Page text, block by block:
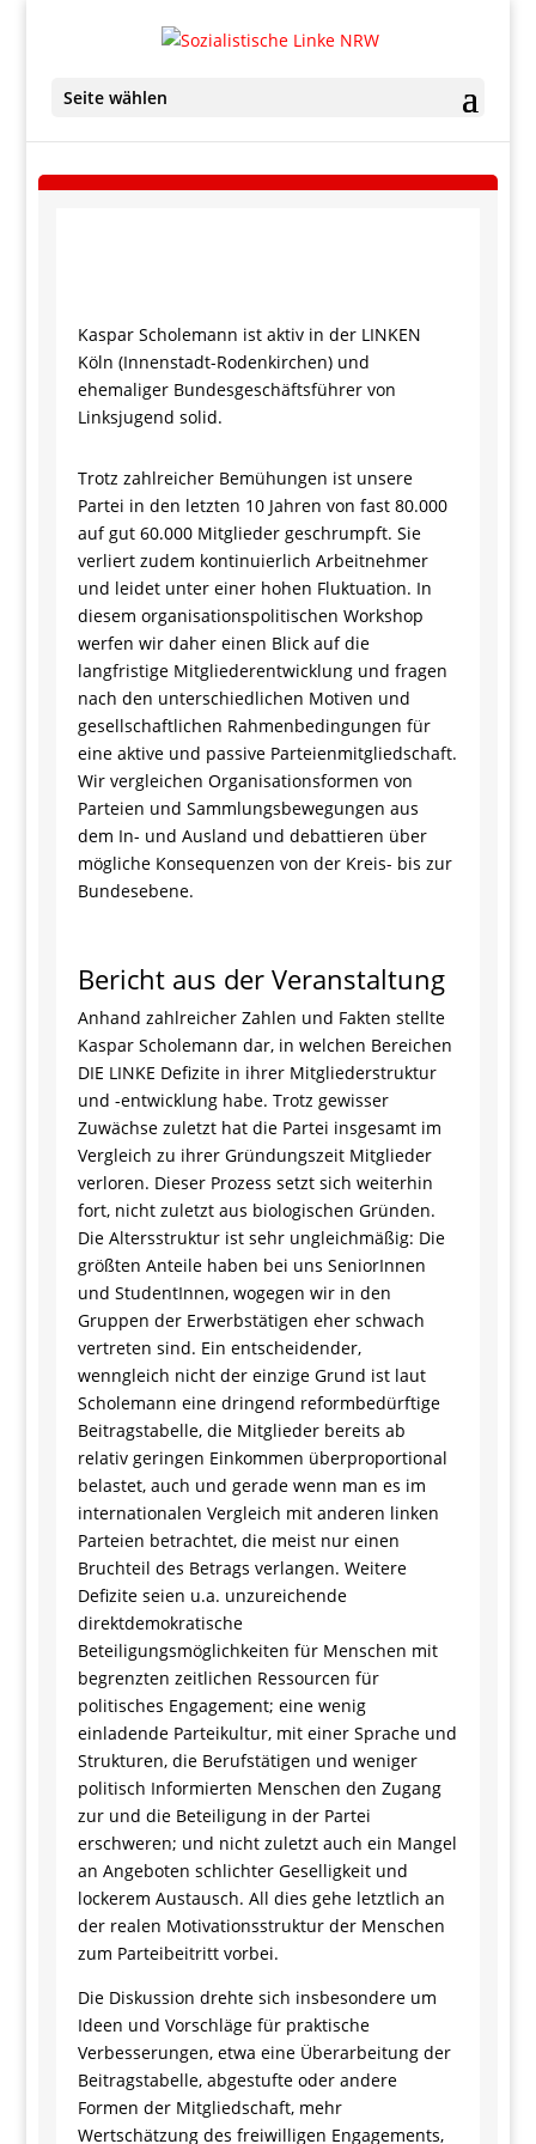
Seite wählen
Kaspar Scholemann ist aktiv in der LINKEN
Köln (Innenstadt-Rodenkirchen) und
ehemaliger Bundesgeschäftsführer von
Linksjugend solid.
Trotz zahlreicher Bemühungen ist unsere
Partei in den letzten 10 Jahren von fast 80.000
auf gut 60.000 Mitglieder geschrumpft. Sie
verliert zudem kontinuierlich Arbeitnehmer
und leidet unter einer hohen Fluktuation. In
diesem organisationspolitischen Workshop
werfen wir daher einen Blick auf die
langfristige Mitgliederentwicklung und fragen
nach den unterschiedlichen Motiven und
gesellschaftlichen Rahmenbedingungen für
eine aktive und passive Parteienmitgliedschaft.
Wir vergleichen Organisationsformen von
Parteien und Sammlungsbewegungen aus
dem In- und Ausland und debattieren über
mögliche Konsequenzen von der Kreis- bis zur
Bundesebene.
Bericht aus der Veranstaltung
Anhand zahlreicher Zahlen und Fakten stellte
Kaspar Scholemann dar, in welchen Bereichen
DIE LINKE Defizite in ihrer Mitgliederstruktur
und -entwicklung habe. Trotz gewisser
Zuwächse zuletzt hat die Partei insgesamt im
Vergleich zu ihrer Gründungszeit Mitglieder
verloren. Dieser Prozess setzt sich weiterhin
fort, nicht zuletzt aus biologischen Gründen.
Die Altersstruktur ist sehr ungleichmäßig: Die
größten Anteile haben bei uns SeniorInnen
und StudentInnen, wogegen wir in den
Gruppen der Erwerbstätigen eher schwach
vertreten sind. Ein entscheidender,
wenngleich nicht der einzige Grund ist laut
Scholemann eine dringend reformbedürftige
Beitragstabelle, die Mitglieder bereits ab
relativ geringen Einkommen überproportional
belastet, auch und gerade wenn man es im
internationalen Vergleich mit anderen linken
Parteien betrachtet, die meist nur einen
Bruchteil des Betrags verlangen. Weitere
Defizite seien u.a. unzureichende
direktdemokratische
Beteiligungsmöglichkeiten für Menschen mit
begrenzten zeitlichen Ressourcen für
politisches Engagement; eine wenig
einladende Parteikultur, mit einer Sprache und
Strukturen, die Berufstätigen und weniger
politisch Informierten Menschen den Zugang
zur und die Beteiligung in der Partei
erschweren; und nicht zuletzt auch ein Mangel
an Angeboten schlichter Geselligkeit und
lockerem Austausch. All dies gehe letztlich an
der realen Motivationsstruktur der Menschen
zum Parteibeitritt vorbei.
Die Diskussion drehte sich insbesondere um
Ideen und Vorschläge für praktische
Verbesserungen, etwa eine Überarbeitung der
Beitragstabelle, abgestufte oder andere
Formen der Mitgliedschaft, mehr
Wertschätzung des freiwilligen Engagements,